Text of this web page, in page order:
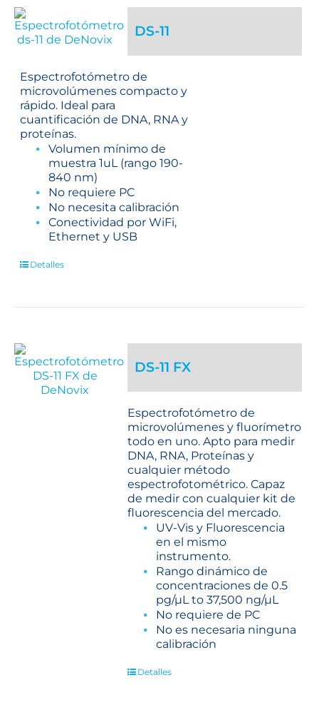
DS-11
Espectrofotómetro de
microvolúmenes compacto y
rápido. Ideal para
cuantificación de DNA, RNA y
proteínas.
Volumen mínimo de
muestra 1uL (rango 190-
840 nm)
No requiere PC
No necesita calibración
Conectividad por WiFi,
Ethernet y USB
Detalles
DS-11 FX
Espectrofotómetro de
microvolúmenes y fluorímetro
todo en uno. Apto para medir
DNA, RNA, Proteínas y
cualquier método
espectrofotométrico. Capaz
de medir con cualquier kit de
fluorescencia del mercado.
UV-Vis y Fluorescencia
en el mismo
instrumento.
Rango dinámico de
concentraciones de 0.5
pg/µL to 37,500 ng/µL
No requiere de PC
No es necesaria ninguna
calibración
Detalles